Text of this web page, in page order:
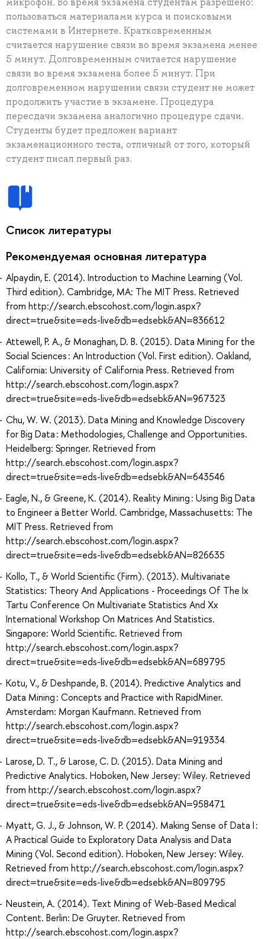
пользоваться материалами курса и поисковыми
системами в Интернете. Кратковременным
считается нарушение связи во время экзамена менее
5 минут. Долговременным считается нарушение
связи во время экзамена более 5 минут. При
долговременном нарушении связи студент не может
продолжить участие в экзамене. Процедура
пересдачи экзамена аналогично процедуре сдачи.
Студенты будет предложен вариант
экзаменационного теста, отличный от того, который
студент писал первый раз.
Список литературы
Рекомендуемая основная литература
Alpaydin, E. (2014). Introduction to Machine Learning (Vol.
Third edition). Cambridge, MA: The MIT Press. Retrieved
from http://search.ebscohost.com/login.aspx?
direct=true&site=eds-live&db=edsebk&AN=836612
Attewell, P. A., & Monaghan, D. B. (2015). Data Mining for the
Social Sciences : An Introduction (Vol. First edition). Oakland,
California: University of California Press. Retrieved from
http://search.ebscohost.com/login.aspx?
direct=true&site=eds-live&db=edsebk&AN=967323
Chu, W. W. (2013). Data Mining and Knowledge Discovery
for Big Data : Methodologies, Challenge and Opportunities.
Heidelberg: Springer. Retrieved from
http://search.ebscohost.com/login.aspx?
direct=true&site=eds-live&db=edsebk&AN=643546
Eagle, N., & Greene, K. (2014). Reality Mining : Using Big Data
to Engineer a Better World. Cambridge, Massachusetts: The
MIT Press. Retrieved from
http://search.ebscohost.com/login.aspx?
direct=true&site=eds-live&db=edsebk&AN=826635
Kollo, T., & World Scientific (Firm). (2013). Multivariate
Statistics: Theory And Applications - Proceedings Of The Ix
Tartu Conference On Multivariate Statistics And Xx
International Workshop On Matrices And Statistics.
Singapore: World Scientific. Retrieved from
http://search.ebscohost.com/login.aspx?
direct=true&site=eds-live&db=edsebk&AN=689795
Kotu, V., & Deshpande, B. (2014). Predictive Analytics and
Data Mining : Concepts and Practice with RapidMiner.
Amsterdam: Morgan Kaufmann. Retrieved from
http://search.ebscohost.com/login.aspx?
direct=true&site=eds-live&db=edsebk&AN=919334
Larose, D. T., & Larose, C. D. (2015). Data Mining and
Predictive Analytics. Hoboken, New Jersey: Wiley. Retrieved
from http://search.ebscohost.com/login.aspx?
direct=true&site=eds-live&db=edsebk&AN=958471
Myatt, G. J., & Johnson, W. P. (2014). Making Sense of Data I :
A Practical Guide to Exploratory Data Analysis and Data
Mining (Vol. Second edition). Hoboken, New Jersey: Wiley.
Retrieved from http://search.ebscohost.com/login.aspx?
direct=true&site=eds-live&db=edsebk&AN=809795
Neustein, A. (2014). Text Mining of Web-Based Medical
Content. Berlin: De Gruyter. Retrieved from
http://search.ebscohost.com/login.aspx?